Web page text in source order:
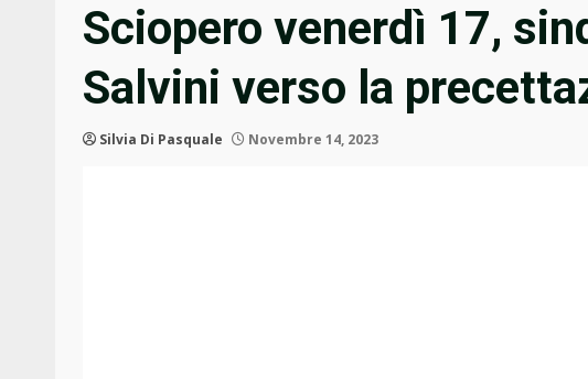
Sciopero venerdì 17,
Salvini verso la
Silvia Di Pasquale Novembre 14, 2023